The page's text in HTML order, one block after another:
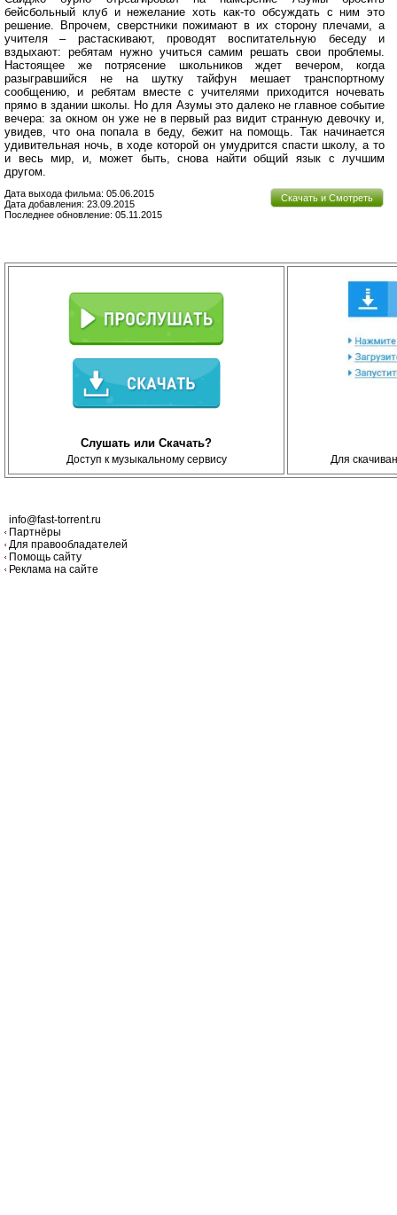
бейсбольный клуб и нежелание хоть как-то обсуждать с ним это
решение. Впрочем, сверстники пожимают в их сторону плечами, а
учителя – растаскивают, проводят воспитательную беседу и
вздыхают: ребятам нужно учиться самим решать свои проблемы.
Настоящее же потрясение школьников ждет вечером, когда
разыгравшийся не на шутку тайфун мешает транспортному
сообщению, и ребятам вместе с учителями приходится ночевать
прямо в здании школы. Но для Азумы это далеко не главное событие
вечера: за окном он уже не в первый раз видит странную девочку и,
увидев, что она попала в беду, бежит на помощь. Так начинается
удивительная ночь, в ходе которой он умудрится спасти школу, а то
и весь мир, и, может быть, снова найти общий язык с лучшим
другом.
Скачать и Смотреть
Дата выхода фильма: 05.06.2015
Дата добавления: 23.09.2015
Последнее обновление: 05.11.2015
Слушать или Скачать?
Доступ к музыкальному сервису Для
info@fast-torrent.ru
Партнёры
Для правообладателей
Помощь сайту
Реклама на сайте